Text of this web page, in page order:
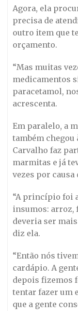
Agora, ela
precisa de
outro item que
orçamento.
“Mas muitas
medicamentos
paracetamol,
acrescenta.
Em paralelo, a
também chegou
Carvalho faz
marmitas e já
vezes por
“A princípio foi
insumos: arroz,
deveria ser
diz ela.
“Então nós
cardápio. A
depois fizemos
tentar fazer um
que a gente